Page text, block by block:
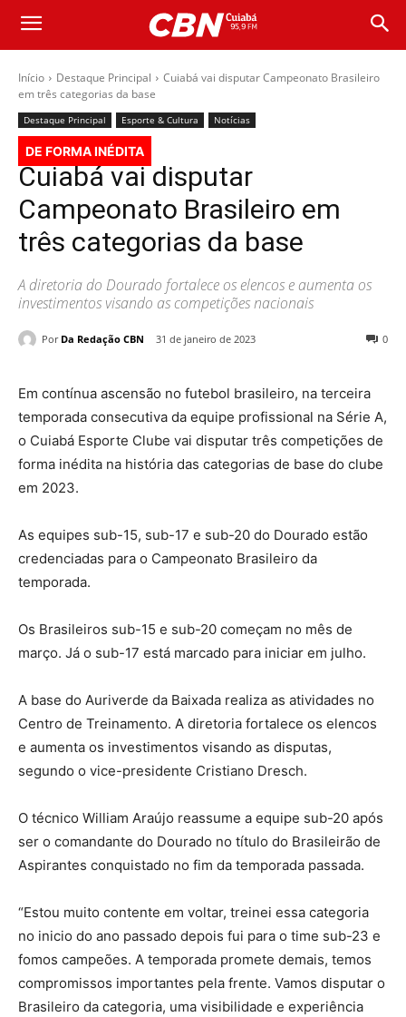
Início Destaque Principal
Cuiabá vai disputar Campeonato Brasileiro
em três categorias da base
Destaque Principal Esporte & Cultura Notícias
DE FORMA INÉDITA
Cuiabá vai disputar
Campeonato Brasileiro em
três categorias da base
A diretoria do Dourado fortalece os elencos e aumenta os
investimentos visando as competições nacionais
Por Da Redação CBN 31 de janeiro de 2023 0
Em contínua ascensão no futebol brasileiro, na terceira
temporada consecutiva da equipe profissional na Série A,
o Cuiabá Esporte Clube vai disputar três competições de
forma inédita na história das categorias de base do clube
em 2023.
As equipes sub-15, sub-17 e sub-20 do Dourado estão
credenciadas para o Campeonato Brasileiro da
temporada.
Os Brasileiros sub-15 e sub-20 começam no mês de
março. Já o sub-17 está marcado para iniciar em julho.
A base do Auriverde da Baixada realiza as atividades no
Centro de Treinamento. A diretoria fortalece os elencos
e aumenta os investimentos visando as disputas,
segundo o vice-presidente Cristiano Dresch.
O técnico William Araújo reassume a equipe sub-20 após
ser o comandante do Dourado no título do Brasileirão de
Aspirantes conquistado no fim da temporada passada.
“Estou muito contente em voltar, treinei essa categoria
no inicio do ano passado depois fui para o time sub-23 e
fomos campeões. A temporada promete demais, temos
compromissos importantes pela frente. Vamos disputar o
Brasileiro da categoria, uma visibilidade e experiência